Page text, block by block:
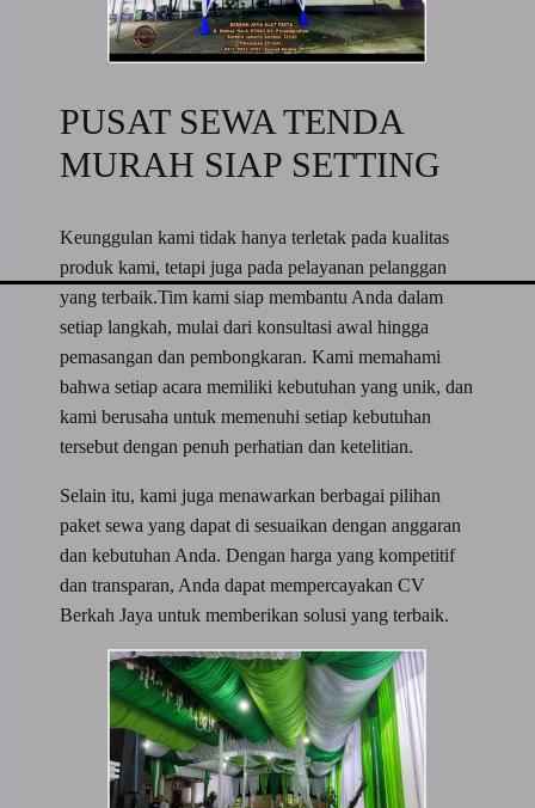
PUSAT SEWA TENDA
MURAH SIAP SETTING
Keunggulan kami tidak hanya terletak pada kualitas
produk kami, tetapi juga pada pelayanan pelanggan
yang terbaik.Tim kami siap membantu Anda dalam
setiap langkah, mulai dari konsultasi awal hingga
pemasangan dan pembongkaran. Kami memahami
bahwa setiap acara memiliki kebutuhan yang unik, dan
kami berusaha untuk memenuhi setiap kebutuhan
tersebut dengan penuh perhatian dan ketelitian.
Selain itu, kami juga menawarkan berbagai pilihan
paket sewa yang dapat di sesuaikan dengan anggaran
dan kebutuhan Anda. Dengan harga yang kompetitif
dan transparan, Anda dapat mempercayakan CV
Berkah Jaya untuk memberikan solusi yang terbaik.